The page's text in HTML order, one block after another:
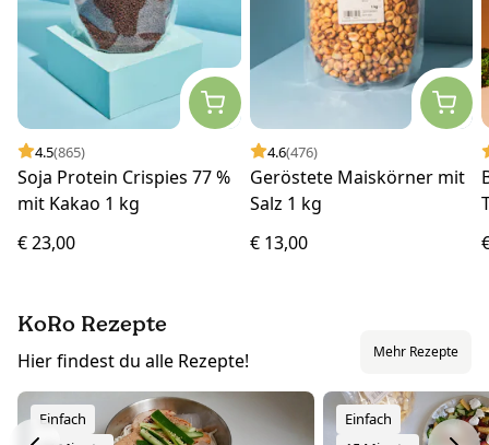
4.5(865)
Soja Protein Crispies 77 %
mit Kakao 1 kg
€ 23,00
4.6(476)
Geröstete Maiskörner mit
Salz 1 kg
€ 13,00
KoRo Rezepte
Hier findest du alle Rezepte! Mehr Rezepte
Einfach
Einfach